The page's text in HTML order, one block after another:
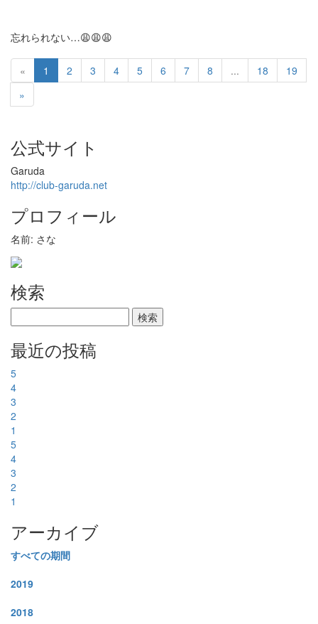
忘れられない…😩😩😩
« 1 2 3 4 5 6 7 8 ... 18
19
»
公式サイト
Garuda
http://club-garuda.net
プロフィール
名前: さな
検索
最近の投稿
5
4
3
2
1
5
4
3
2
1
アーカイブ
すべての期間
2019
2018